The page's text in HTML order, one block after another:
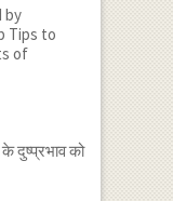
by
Tips to
of
दुष्प्रभाव को